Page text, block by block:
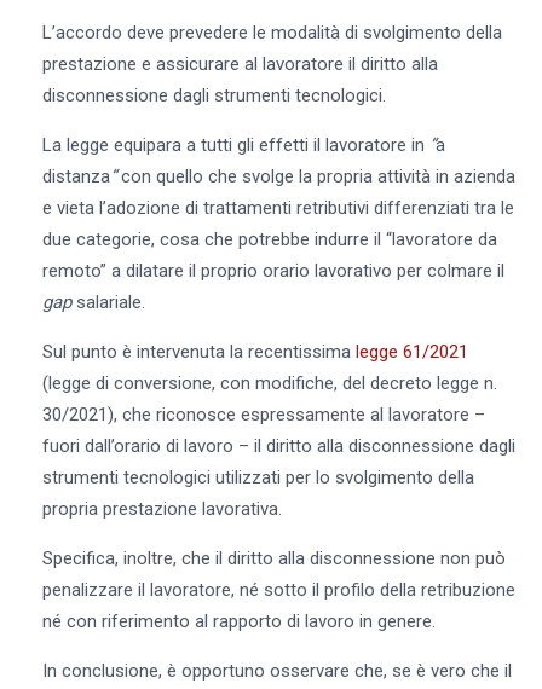
L’accordo deve prevedere le modalità di svolgimento della
prestazione e assicurare al lavoratore il diritto alla
disconnessione dagli strumenti tecnologici.
La legge equipara a tutti gli effetti il lavoratore in “a
distanza“con quello che svolge la propria attività in azienda
e vieta l’adozione di trattamenti retributivi differenziati tra le
due categorie, cosa che potrebbe indurre il “lavoratore da
remoto” a dilatare il proprio orario lavorativo per colmare il
gapsalariale.
Sul punto è intervenuta la recentissima legge 61/2021
(legge di conversione, con modifiche, del decreto legge n.
30/2021), che riconosce espressamente al lavoratore –
fuori dall’orario di lavoro – il diritto alla disconnessione dagli
strumenti tecnologici utilizzati per lo svolgimento della
propria prestazione lavorativa.
Specifica, inoltre, che il diritto alla disconnessione non può
penalizzare il lavoratore, né sotto il profilo della retribuzione
né con riferimento al rapporto di lavoro in genere.
In conclusione, è opportuno osservare che, se è vero che il